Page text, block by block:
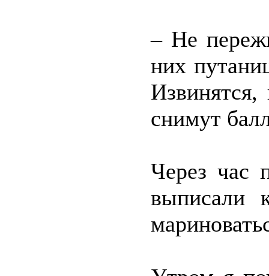
– Не
них
снимут
Через час
выписали